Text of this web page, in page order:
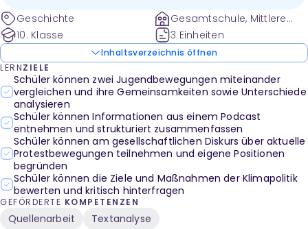
Geschichte
10. Klasse
Gesamtschule, Mittlere
Schulen und weitere
3 Einheiten
Inhaltsverzeichnis öffnen
LERNZIELE
Schüler können zwei Jugendbewegungen miteinander
vergleichen und ihre Gemeinsamkeiten sowie Unterschiede
analysieren
Schüler können Informationen aus einem Podcast
entnehmen und strukturiert zusammenfassen
Schüler können am gesellschaftlichen Diskurs über aktuelle
Protestbewegungen teilnehmen und eigene Positionen
begründen
Schüler können die Ziele und Maßnahmen der Klimapolitik
bewerten und kritisch hinterfragen
GEFÖRDERTE KOMPETENZEN
Quellenarbeit
Textanalyse